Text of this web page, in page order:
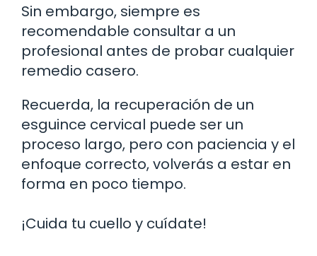
Sin embargo, siempre es
recomendable consultar a un
profesional antes de probar cualquier
remedio casero.
Recuerda, la recuperación de un
esguince cervical puede ser un
proceso largo, pero con paciencia y el
enfoque correcto, volverás a estar en
forma en poco tiempo.
¡Cuida tu cuello y cuídate!